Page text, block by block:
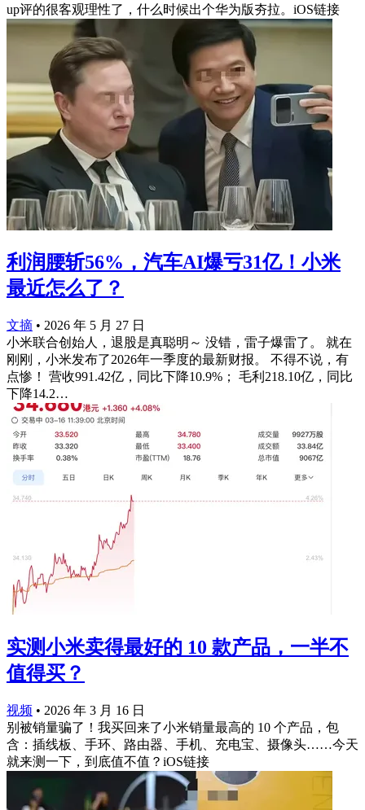
up评的很客观理性了，什么时候出个华为版夯拉。iOS链接
利润腰斩56%，汽车AI爆亏31亿！小米
最近怎么了？
文摘 • 2026 年 5 月 27 日
小米联合创始人，退股是真聪明～ 没错，雷子爆雷了。 就在
刚刚，小米发布了2026年一季度的最新财报。 不得不说，有
点惨！ 营收991.42亿，同比下降10.9%； 毛利218.10亿，同比
下降14.2…
实测小米卖得最好的 10 款产品，一半不
值得买？
视频 • 2026 年 3 月 16 日
别被销量骗了！我买回来了小米销量最高的 10 个产品，包
含：插线板、手环、路由器、手机、充电宝、摄像头……今天
就来测一下，到底值不值？iOS链接